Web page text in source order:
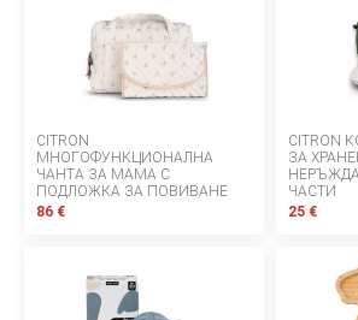
ДЕТСКИ СУИНГЕР
ХРАНЕНЕ И РАЗНООБРАЗЯВАНЕ
ЛИЧНА ГРИЖА
CITRON
МНОГОФУНКЦИОНАЛНА
ЧАНТА ЗА МАМА С
ПОДЛОЖКА ЗА ПОВИВАНЕ
86 €
CITRON
ЗА
ЧАСТИ
25 €